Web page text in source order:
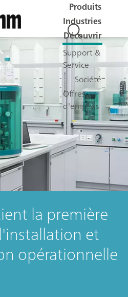
Produits
Industries
Découvrir
Support &
Service
Société
Offres
d'emplois
la première
et
opérationnelle